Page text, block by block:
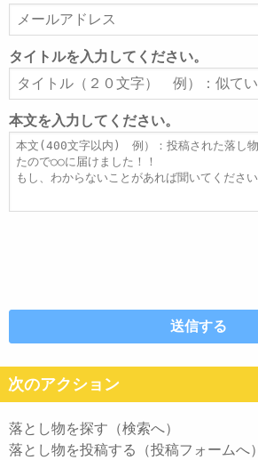
ー
ル
ア
ド
レ
ス
タイトルを入力してください。
タ
イ
ト
ル
本文を入力してください。
本
文
次のアクション
落とし物を探す（検索へ）
落とし物を投稿する（投稿フォームへ）